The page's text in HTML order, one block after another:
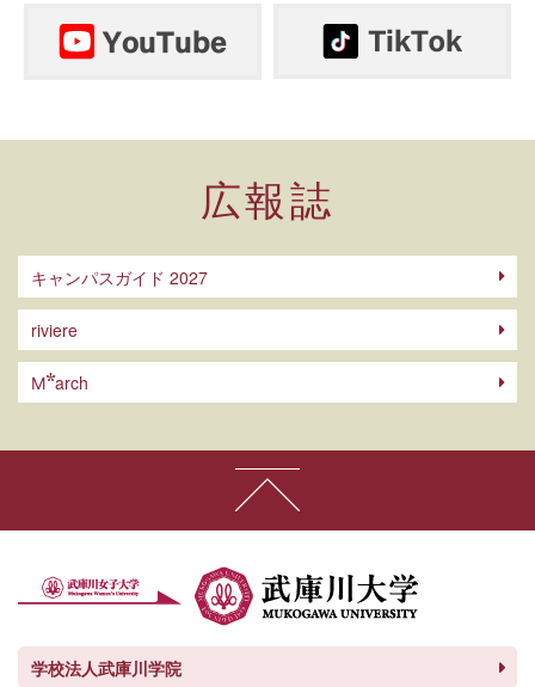
広報誌
キャンパスガイド 2027
riviere
M arch
学校法人武庫川学院